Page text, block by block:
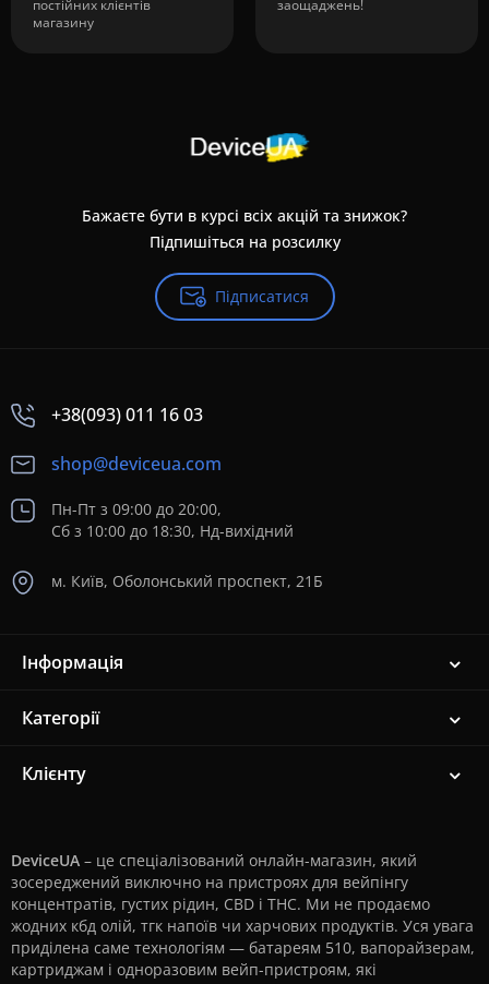
постійних клієнтів
магазину
заощаджень!
Бажаєте бути в курсі всіх акцій та знижок?
Підпишіться на розсилку
Підписатися
+38(093) 011 16 03
shop@deviceua.com
Пн-Пт з 09:00 до 20:00,
Сб з 10:00 до 18:30, Нд-вихідний
м. Київ, Оболонський проспект, 21Б
Інформація
Категорії
Клієнту
DeviceUA – це спеціалізований онлайн-магазин, який
зосереджений виключно на пристроях для вейпінгу
концентратів, густих рідин, CBD і THC. Ми не продаємо
жодних кбд олій, тгк напоїв чи харчових продуктів. Уся увага
приділена саме технологіям — батареям 510, вапорайзерам,
картриджам і одноразовим вейп-пристроям, які